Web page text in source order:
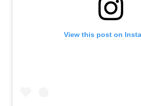
View this post on